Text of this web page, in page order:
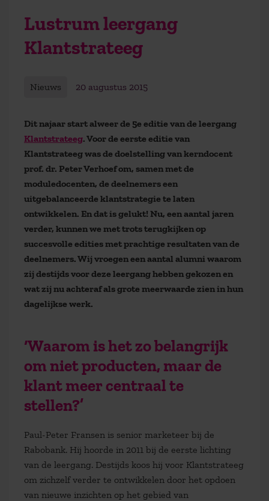
Lustrum leergang
Klantstrateeg
Nieuws 20 augustus 2015
Dit najaar start alweer de 5e editie van de leergang
Klantstrateeg. Voor de eerste editie van
Klantstrateeg was de doelstelling van kerndocent
prof. dr. Peter Verhoef om, samen met de
moduledocenten, de deelnemers een
uitgebalanceerde klantstrategie te laten
ontwikkelen. En dat is gelukt! Nu, een aantal jaren
verder, kunnen we met trots terugkijken op
succesvolle edities met prachtige resultaten van de
deelnemers. Wij vroegen een aantal alumni waarom
zij destijds voor deze leergang hebben gekozen en
wat zij nu achteraf als grote meerwaarde zien in hun
dagelijkse werk.
‘Waarom is het zo belangrijk
om niet producten, maar de
klant meer centraal te
stellen?’
Paul-Peter Fransen is senior marketeer bij de
Rabobank. Hij hoorde in 2011 bij de eerste lichting
van de leergang. Destijds koos hij voor Klantstrateeg
om zichzelf verder te ontwikkelen door het opdoen
van nieuwe inzichten op het gebied van